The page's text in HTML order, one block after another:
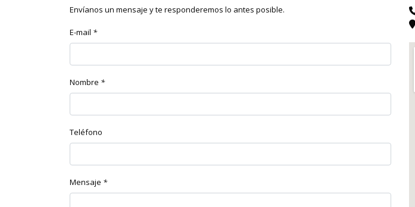
Envíanos un mensaje y te responderemos lo antes posible.
E-mail *
Nombre *
Teléfono
Mensaje *